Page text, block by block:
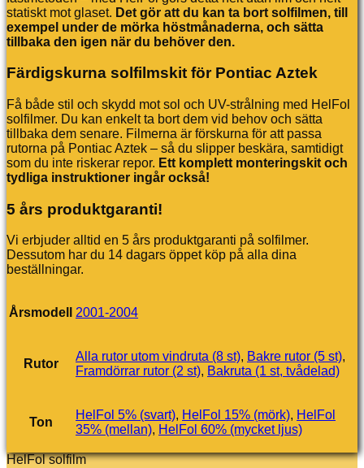
statiskt mot glaset. Det gör att du kan ta bort solfilmen, till
exempel under de mörka höstmånaderna, och sätta
tillbaka den igen när du behöver den.
Färdigskurna solfilmskit för Pontiac Aztek
Få både stil och skydd mot sol och UV-strålning med HelFol
solfilmer. Du kan enkelt ta bort dem vid behov och sätta
tillbaka dem senare. Filmerna är förskurna för att passa
rutorna på Pontiac Aztek – så du slipper beskära, samtidigt
som du inte riskerar repor. Ett komplett monteringskit och
tydliga instruktioner ingår också!
5 års produktgaranti!
Vi erbjuder alltid en 5 års produktgaranti på solfilmer.
Dessutom har du 14 dagars öppet köp på alla dina
beställningar.
Årsmodell 2001-2004
Rutor
Alla rutor utom vindruta (8 st), Bakre rutor (5 st),
Framdörrar rutor (2 st), Bakruta (1 st, tvådelad)
Ton
HelFol 5% (svart), HelFol 15% (mörk), HelFol
35% (mellan), HelFol 60% (mycket ljus)
HelFol solfilm